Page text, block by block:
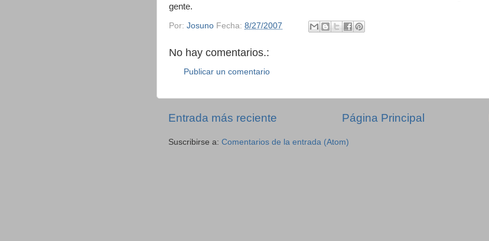
gente.
Por: Josuno Fecha: 8/27/2007
No hay comentarios.:
Publicar un comentario
Entrada más reciente Página Principal
Suscribirse a: Comentarios de la entrada (Atom)